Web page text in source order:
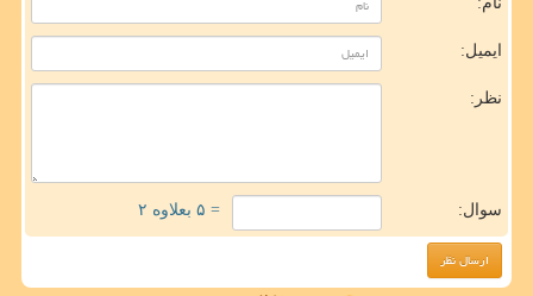
ایمیل:
نظر:
سوال: = ۵ بعلاوه ۲